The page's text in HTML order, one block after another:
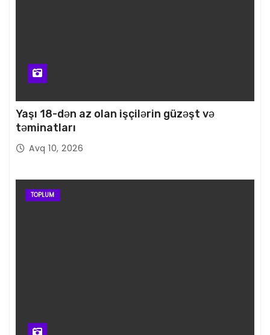
Yaşı 18-dən az olan işçilərin güzəşt və
təminatları
Avq 10, 2026
TOPLUM